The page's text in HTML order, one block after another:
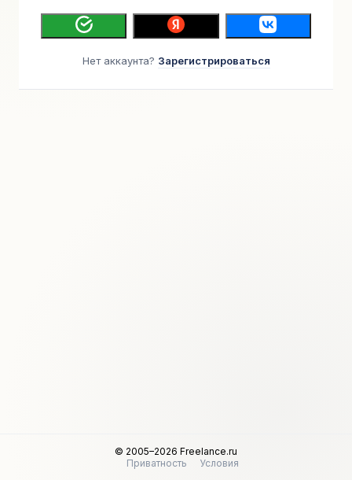
Нет аккаунта? Зарегистрироваться
© 2005–2026 Freelance.ru
Приватность
Условия